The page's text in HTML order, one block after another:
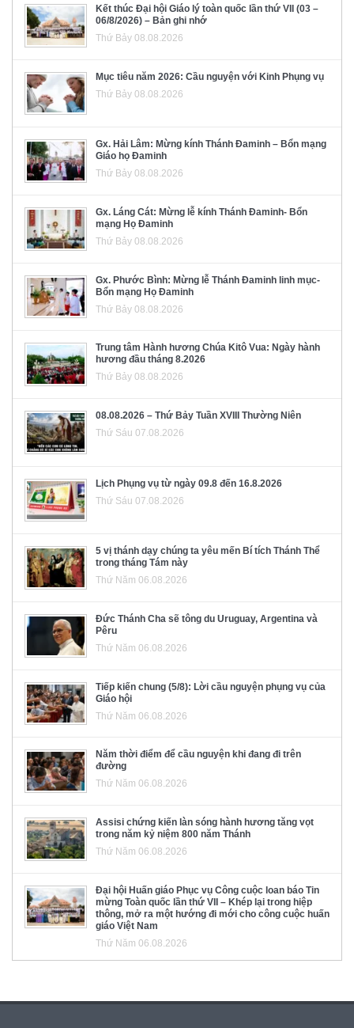
Kết thúc Đại hội Giáo lý toàn quốc lần thứ VII (03 –
06/8/2026) – Bản ghi nhớ
Thứ Bảy 08.08.2026
Mục tiêu năm 2026: Cầu nguyện với Kinh Phụng vụ
Thứ Bảy 08.08.2026
Gx. Hải Lâm: Mừng kính Thánh Đaminh – Bổn mạng
Giáo họ Đaminh
Thứ Bảy 08.08.2026
Gx. Láng Cát: Mừng lễ kính Thánh Đaminh- Bổn
mạng Họ Đaminh
Thứ Bảy 08.08.2026
Gx. Phước Bình: Mừng lễ Thánh Đaminh linh mục-
Bổn mạng Họ Đaminh
Thứ Bảy 08.08.2026
Trung tâm Hành hương Chúa Kitô Vua: Ngày hành
hương đầu tháng 8.2026
Thứ Bảy 08.08.2026
08.08.2026 – Thứ Bảy Tuần XVIII Thường Niên
Thứ Sáu 07.08.2026
Lịch Phụng vụ từ ngày 09.8 đến 16.8.2026
Thứ Sáu 07.08.2026
5 vị thánh dạy chúng ta yêu mến Bí tích Thánh Thể
trong tháng Tám này
Thứ Năm 06.08.2026
Đức Thánh Cha sẽ tông du Uruguay, Argentina và
Pêru
Thứ Năm 06.08.2026
Tiếp kiến chung (5/8): Lời cầu nguyện phụng vụ của
Giáo hội
Thứ Năm 06.08.2026
Năm thời điểm để cầu nguyện khi đang đi trên
đường
Thứ Năm 06.08.2026
Assisi chứng kiến làn sóng hành hương tăng vọt
trong năm kỷ niệm 800 năm Thánh
Thứ Năm 06.08.2026
Đại hội Huấn giáo Phục vụ Công cuộc loan báo Tin
mừng Toàn quốc lần thứ VII – Khép lại trong hiệp
thông, mở ra một hướng đi mới cho công cuộc huấn
giáo Việt Nam
Thứ Năm 06.08.2026